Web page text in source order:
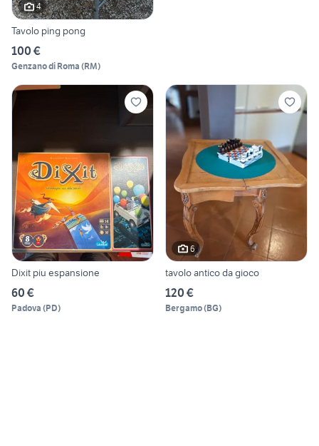
4
Tavolo ping pong
100 €
Genzano di Roma (RM)
Dixit piu espansione
60 €
Padova (PD)
6
tavolo antico da gioco
120 €
Bergamo(BG)